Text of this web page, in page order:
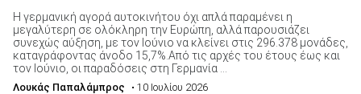
Η γερμανική αγορά αυτοκινήτου όχι απλά παραμένει η
μεγαλύτερη σε ολόκληρη την Ευρώπη, αλλά παρουσιάζει
συνεχώς αύξηση, με τον Ιούνιο να κλείνει στις 296.378 μονάδες,
καταγράφοντας άνοδο 15,7%.Από τις αρχές του έτους έως και
τον Ιούνιο, οι παραδόσεις στη Γερμανία ...
Λουκάς Παπαλάμπρος • 10 Ιουλίου 2026